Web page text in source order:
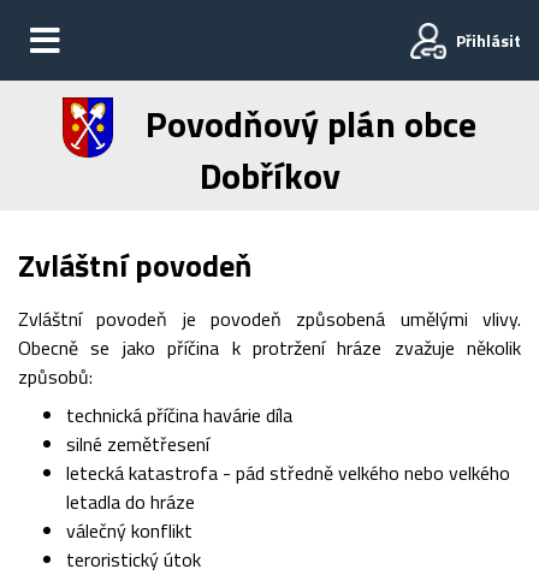
Přihlásit
Povodňový plán obce
Dobříkov
Zvláštní povodeň
Zvláštní povodeň je povodeň způsobená umělými vlivy.
Obecně se jako příčina k protržení hráze zvažuje několik
způsobů:
technická příčina havárie díla
silné zemětřesení
letecká katastrofa - pád středně velkého nebo velkého
letadla do hráze
válečný konflikt
teroristický útok